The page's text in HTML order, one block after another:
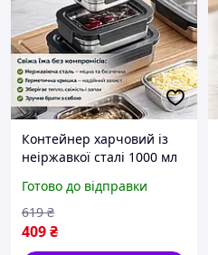
Контейнер харчовий із
неіржавкої сталі 1000 мл
Готово до відправки
409₴
619 ₴